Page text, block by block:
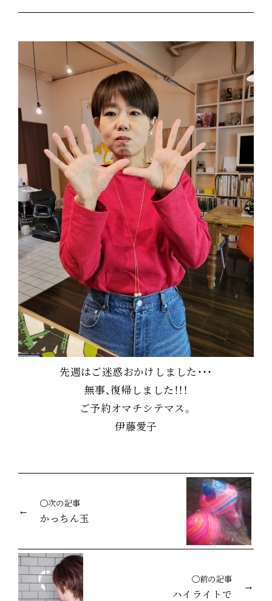
先週はご迷惑おかけしました・・・
無事、復帰しました！！！
ご予約オマチシテマス。
伊藤愛子
◯次の記事
かっちん玉
◯前の記事
ハイライトで